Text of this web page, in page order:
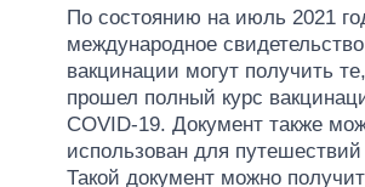
По состоянию на июль 2021
международное
вакцинации могут получить
прошел полный курс
COVID-19. Документ также
использован для путешествий
Такой документ можно